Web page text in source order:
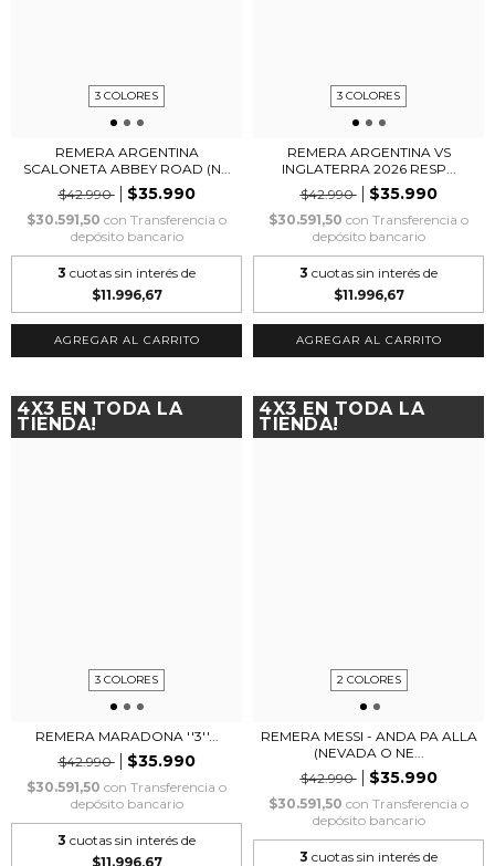
3 COLORES
REMERA ARGENTINA
SCALONETA ABBEY ROAD (N...
$42.990
$35.990
$30.591,50 con Transferencia o
depósito bancario
3 cuotas sin interés de
$11.996,67
AGREGAR AL CARRITO
3 COLORES
REMERA ARGENTINA VS
INGLATERRA 2026 RESP...
$42.990
$35.990
$30.591,50 con Transferencia o
depósito bancario
3 cuotas sin interés de
$11.996,67
AGREGAR AL CARRITO
4X3 EN TODA LA
TIENDA!
3 COLORES
REMERA MARADONA ''3''...
$42.990
$35.990
$30.591,50 con Transferencia o
depósito bancario
3 cuotas sin interés de
$11.996,67
4X3 EN TODA LA
TIENDA!
2 COLORES
REMERA MESSI - ANDA PA ALLA
(NEVADA O NE...
$42.990
$35.990
$30.591,50 con Transferencia o
depósito bancario
3 cuotas sin interés de